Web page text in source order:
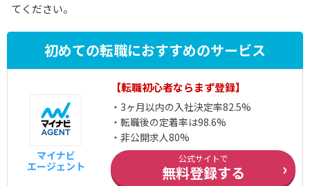
てください。
初めての転職におすすめのサービス
マイナビ
エージェント
【転職初心者ならまず登録】
・3ヶ月以内の入社決定率82.5%
・転職後の定着率は98.6%
・非公開求人80%
公式サイトで
無料登録する ›